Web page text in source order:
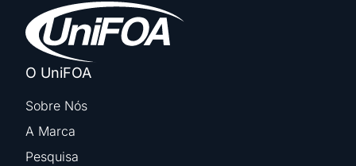
O UniFOA
Sobre Nós
A Marca
Pesquisa